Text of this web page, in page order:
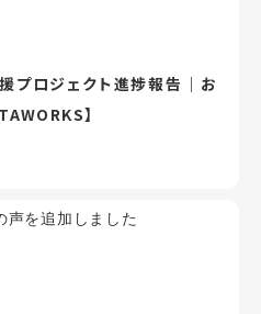
プロジェクト進捗報告｜お
】